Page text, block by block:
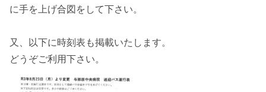
に手を上げ合図をして下さい。
又、以下に時刻表も掲載いたします。
どうぞご利用下さい。